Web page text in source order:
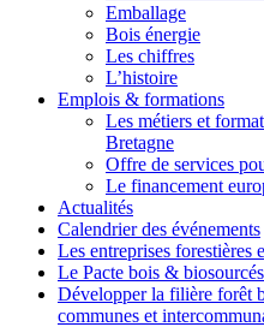
Emballage
Bois énergie
Les chiffres
L’histoire
Emplois & formations
Les métiers et
Bretagne
Offre de services
Le financement
Actualités
Calendrier des événements
Les entreprises forestières
Le Pacte bois &
Développer la filière forêt
communes et